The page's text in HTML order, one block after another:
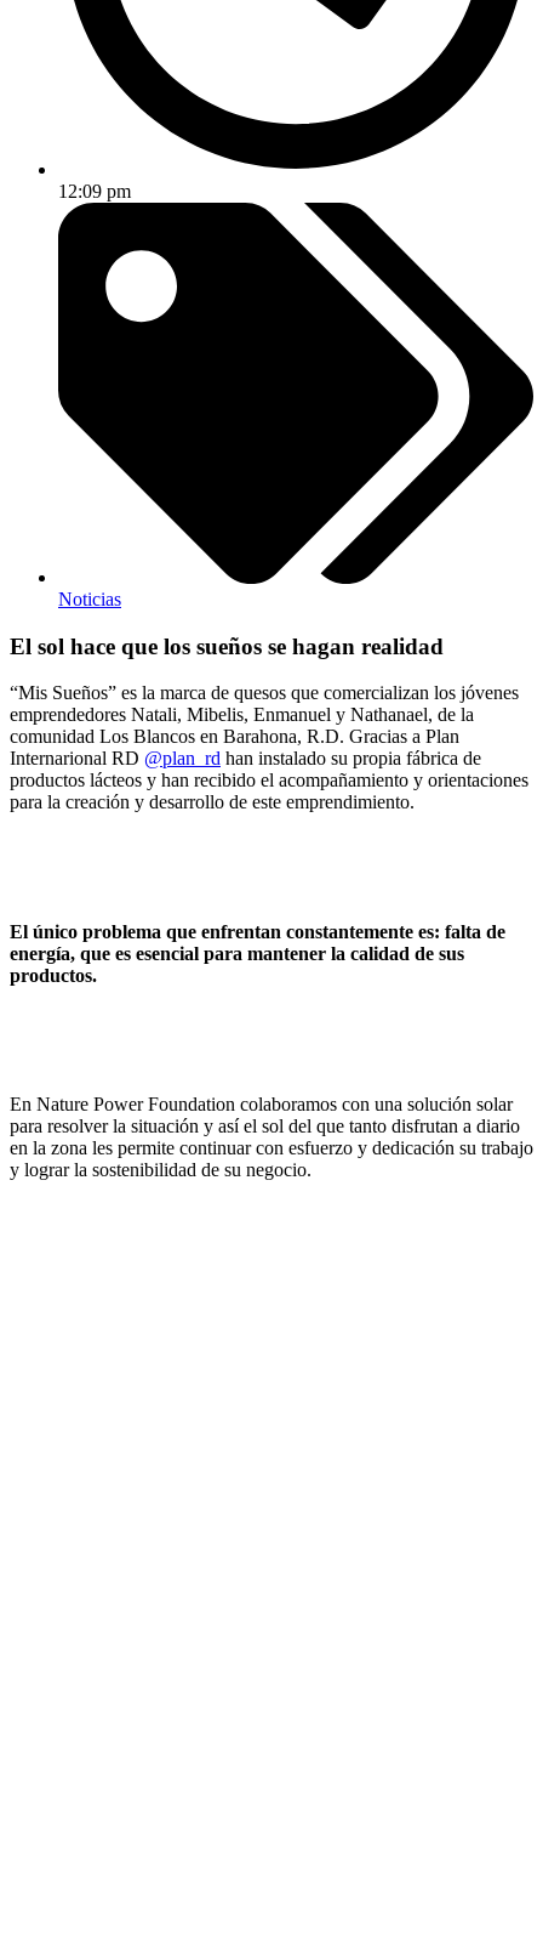
12:09 pm
Noticias
El sol hace que los sueños se hagan realidad
“Mis Sueños” es la marca de quesos que comercializan los jóvenes
emprendedores Natali, Mibelis, Enmanuel y Nathanael, de la
comunidad Los Blancos en Barahona, R.D. Gracias a Plan
Internarional RD @plan_rd han instalado su propia fábrica de
productos lácteos y han recibido el acompañamiento y orientaciones
para la creación y desarrollo de este emprendimiento.
El único problema que enfrentan constantemente es: falta de
energía, que es esencial para mantener la calidad de sus
productos.
En Nature Power Foundation colaboramos con una solución solar
para resolver la situación y así el sol del que tanto disfrutan a diario
en la zona les permite continuar con esfuerzo y dedicación su trabajo
y lograr la sostenibilidad de su negocio.